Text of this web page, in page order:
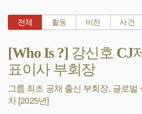
전체 활동 비전 사건
[Who Is ?] 강신호 CJ
표이사 부회장
그룹 최초 공채 출신 부회장, 글로벌
차 [2025년]